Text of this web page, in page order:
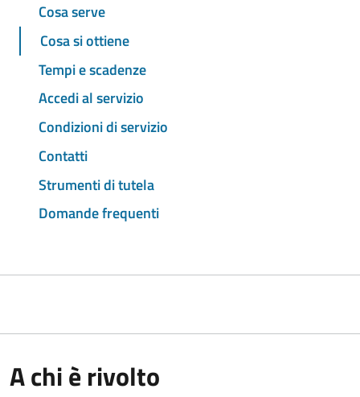
Cosa serve
Cosa si ottiene
Tempi e scadenze
Accedi al servizio
Condizioni di servizio
Contatti
Strumenti di tutela
Domande frequenti
A chi è rivolto